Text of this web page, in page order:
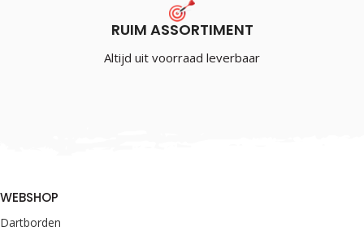
RUIM ASSORTIMENT
Altijd uit voorraad leverbaar
WEBSHOP
Dartborden